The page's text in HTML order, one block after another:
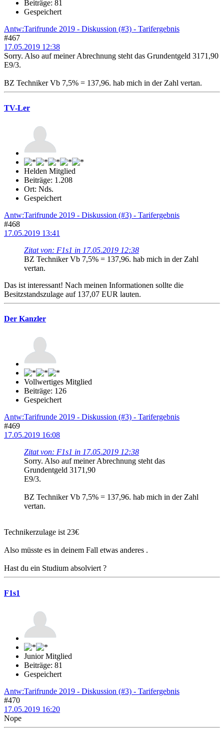
Beiträge: 81
Gespeichert
Antw:Tarifrunde 2019 - Diskussion (#3) - Tarifergebnis
#467
17.05.2019 12:38
Sorry. Also auf meiner Abrechnung steht das Grundentgeld 3171,90
E9/3.
BZ Techniker Vb 7,5% = 137,96. hab mich in der Zahl vertan.
TV-Ler
Helden Mitglied
Beiträge: 1.208
Ort: Nds.
Gespeichert
Antw:Tarifrunde 2019 - Diskussion (#3) - Tarifergebnis
#468
17.05.2019 13:41
Zitat von: F1s1 in 17.05.2019 12:38
BZ Techniker Vb 7,5% = 137,96. hab mich in der Zahl
vertan.
Das ist interessant! Nach meinen Informationen sollte die
Besitzstandszulage auf 137,07 EUR lauten.
Der Kanzler
Vollwertiges Mitglied
Beiträge: 126
Gespeichert
Antw:Tarifrunde 2019 - Diskussion (#3) - Tarifergebnis
#469
17.05.2019 16:08
Zitat von: F1s1 in 17.05.2019 12:38
Sorry. Also auf meiner Abrechnung steht das
Grundentgeld 3171,90
E9/3.
BZ Techniker Vb 7,5% = 137,96. hab mich in der Zahl
vertan.
Technikerzulage ist 23€
Also müsste es in deinem Fall etwas anderes .
Hast du ein Studium absolviert ?
F1s1
Junior Mitglied
Beiträge: 81
Gespeichert
Antw:Tarifrunde 2019 - Diskussion (#3) - Tarifergebnis
#470
17.05.2019 16:20
Nope